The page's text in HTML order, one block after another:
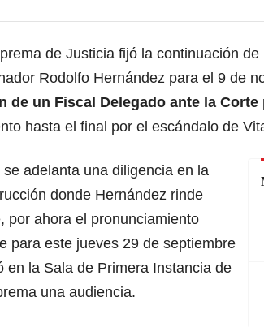
de Justicia fijó la continuación de
Rodolfo Hernández para el 9 de
de un Fiscal Delegado ante la Corte
hasta el final por el escándalo de
adelanta una diligencia en la
donde Hernández rinde
por ahora el pronunciamiento
para este jueves 29 de septiembre
en la Sala de Primera Instancia de
una audiencia.